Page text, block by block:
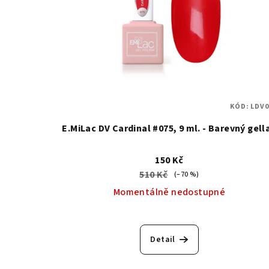
E.MiLac DV Cardinal #075, 9 ml. - Barevný
150 Kč
510 Kč
(–70 %)
Momentálně nedostupné
Detail
KÓD: